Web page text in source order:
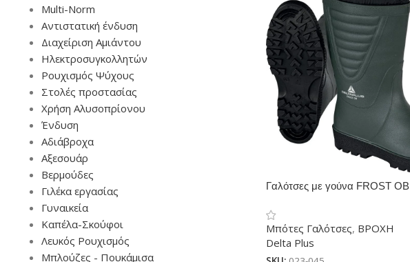
Multi-Norm
Αντιστατική ένδυση
Διαχείριση Αμιάντου
Ηλεκτροσυγκολλητών
Ρουχισμός Ψύχους
Στολές προστασίας
Χρήση Αλυσοπρίονου
Ένδυση
Αδιάβροχα
Αξεσουάρ
Βερμούδες
Γιλέκα εργασίας
Γυναικεία
Καπέλα-Σκούφοι
Λευκός Ρουχισμός
Μπλούζες - Πουκάμισα
Γαλότσες με γούνα FROST OB
Μπότες Γαλότσες, ΒΡΟΧΗ
Delta Plus